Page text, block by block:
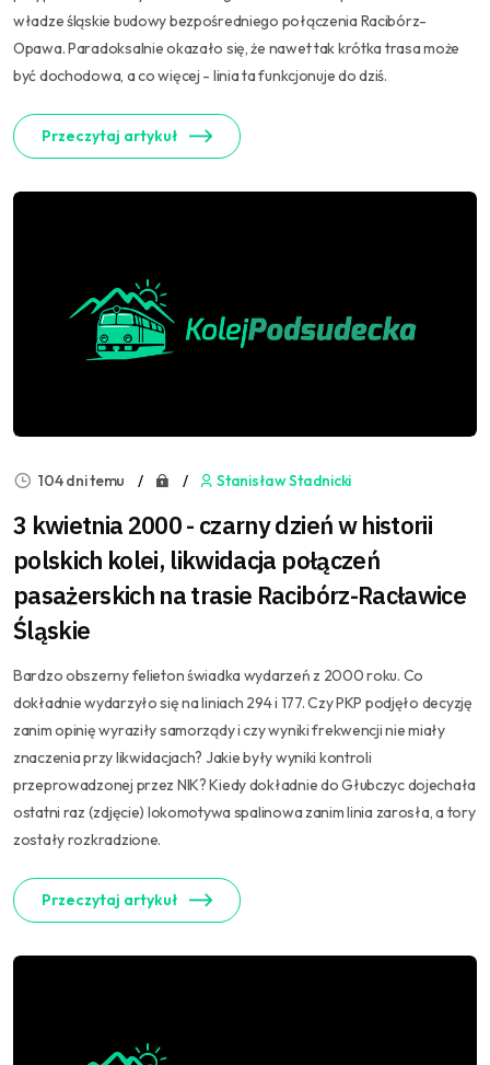
władze śląskie budowy bezpośredniego połączenia Racibórz-
Opawa. Paradoksalnie okazało się, że nawet tak krótka trasa może
być dochodowa, a co więcej - linia ta funkcjonuje do dziś.
Przeczytaj artykuł
104 dni temu Stanisław Stadnicki
3 kwietnia 2000 - czarny dzień w historii
polskich kolei, likwidacja połączeń
pasażerskich na trasie Racibórz-Racławice
Śląskie
Bardzo obszerny felieton świadka wydarzeń z 2000 roku. Co
dokładnie wydarzyło się na liniach 294 i 177. Czy PKP podjęło decyzję
zanim opinię wyraziły samorządy i czy wyniki frekwencji nie miały
znaczenia przy likwidacjach? Jakie były wyniki kontroli
przeprowadzonej przez NIK? Kiedy dokładnie do Głubczyc dojechała
ostatni raz (zdjęcie) lokomotywa spalinowa zanim linia zarosła, a tory
zostały rozkradzione.
Przeczytaj artykuł